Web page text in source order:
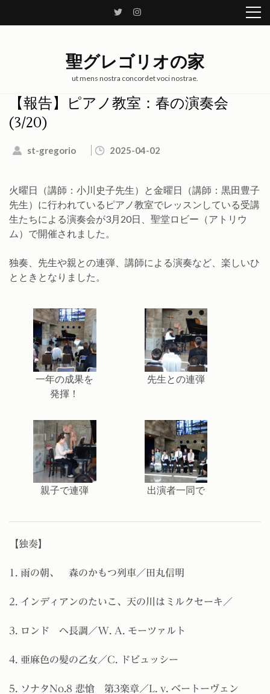
(Enter
す)
聖グレゴリオの家
ut mens nostra concordet voci nostrae.
【報告】ピアノ教室：春の演奏会
(3/20)
st-gregorio 2025-04-02
火曜日（講師：小川史子先生）と金曜日（講師：黒田豊子
先生）に行われているピアノ教室でレッスンしている受講
生たちによる演奏会が3月20日、聖堂ロビー（アトリウ
ム）で開催されました。
独奏、先生や親との連弾、講師による演奏など、楽しいひ
とときとなりました。
一年の成果を
発揮！
先生との連弾
親子で連弾 出演者一同で
【独奏】
1. 雨の朝、 森のかもつ列車／田丸信明
2. インディアンのたいこ、天の川はミルクセーキ／
3. ロンド ヘ長調／W. A. モーツァルト
4. 亜麻色の髪の乙女／C. ドビュッシー
5. ソナタNo.8 悲愴 第3楽章／L. v. ベートーヴェン